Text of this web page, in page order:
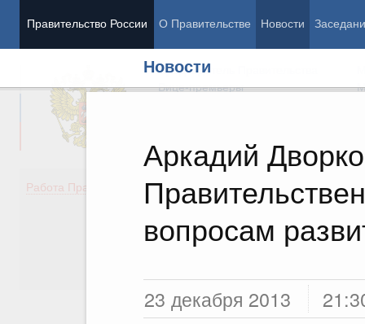
Правительство России О Правительстве Новости
Новости
Аркадий
вопросам
23 декабря 2013
Председатель Правительства
Вице-премьеры
Работа Правительства
Демография
Здоровье
Культура